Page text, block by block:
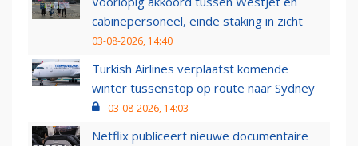
cabinepersoneel, einde staking in zicht
03-08-2026, 14:40
Turkish Airlines verplaatst komende
winter tussenstop op route naar Sydney
03-08-2026, 14:03
Netflix publiceert nieuwe documentaire